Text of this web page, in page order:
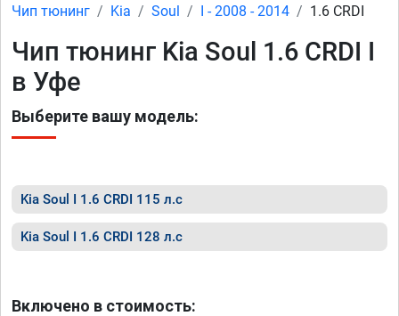
Чип тюнинг Kia Soul I - 2008 - 2014 1.6 CRDI
Чип тюнинг Kia Soul 1.6 CRDI I
в Уфе
Выберите вашу модель:
Kia Soul I 1.6 CRDI 115 л.с
Kia Soul I 1.6 CRDI 128 л.с
Включено в стоимость: